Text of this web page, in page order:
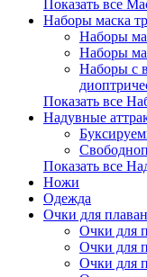
Показать все
Наборы маска
Наборы
Наборы
Наборы с
Показать все
Надувные
Показать все
Ножи
Одежда
Очки для
Очки для
Очки для
Очки для